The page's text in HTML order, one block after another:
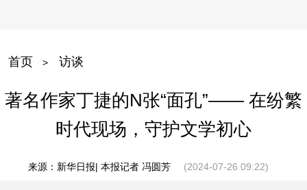
首页 > 访谈
著名作家丁捷的N张“面孔”—— 在纷繁
时代现场，守护文学初心
来源：新华日报| 本报记者 冯圆芳 (2024-07-26 09:22)